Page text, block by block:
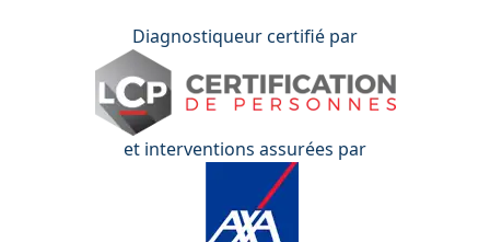
Diagnostiqueur certifié par
et interventions assurées par